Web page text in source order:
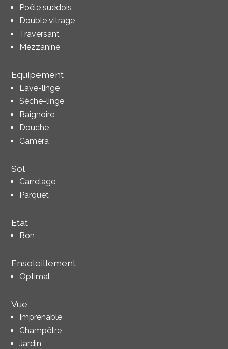
Poêle suédois
Double vitrage
Traversant
Mezzanine
Equipement
Lave-linge
Sèche-linge
Baignoire
Douche
Caméra
Sol
Carrelage
Parquet
Etat
Bon
Ensoleillement
Optimal
Vue
Imprenable
Champêtre
Jardin